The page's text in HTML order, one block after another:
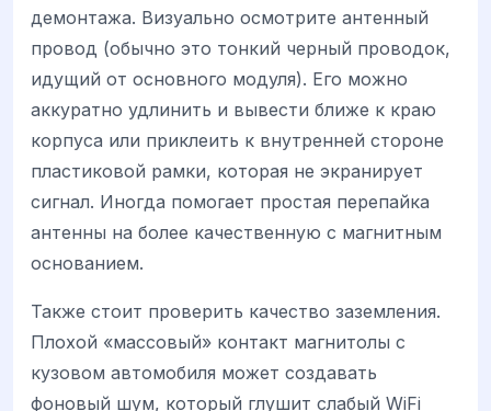
демонтажа. Визуально осмотрите антенный
провод (обычно это тонкий черный проводок,
идущий от основного модуля). Его можно
аккуратно удлинить и вывести ближе к краю
корпуса или приклеить к внутренней стороне
пластиковой рамки, которая не экранирует
сигнал. Иногда помогает простая перепайка
антенны на более качественную с магнитным
основанием.
Также стоит проверить качество заземления.
Плохой «массовый» контакт магнитолы с
кузовом автомобиля может создавать
фоновый шум, который глушит слабый WiFi